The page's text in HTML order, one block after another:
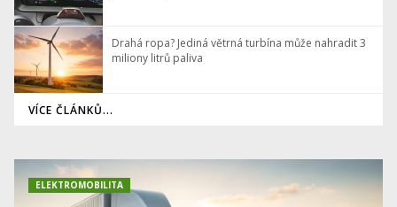
Drahá ropa? Jediná větrná turbína může nahradit 3
miliony litrů paliva
VÍCE ČLÁNKŮ...
ELEKTROMOBILITA